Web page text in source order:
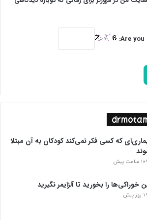
گرفتن حقوق مدنی بانوان سرزمینم را فریاد
هایی مانند فرانسه را در زیر پا گذاشتن
نمی تواند مدعی پیگیری تبعیض
Are you
که کسی فکر نمی‌کند کودکان به آن مبتلا
10 ساعت پیش
خوراکی‌ها را بخورید تا آلزایمر نگیرید
1 روز پیش